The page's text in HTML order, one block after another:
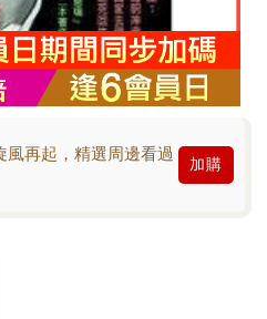
再起，精選周邊看過
加購